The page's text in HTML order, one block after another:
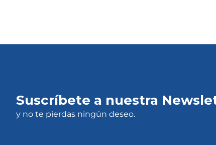
Suscríbete a nuestra
y no te pierdas ningún deseo.